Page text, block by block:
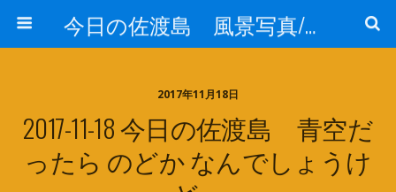
今日の佐渡島 風景写真/天気/お酒/お米/温泉
2017年11月18日
2017-11-18 今日の佐渡島 青空だ
ったら のどか なんでしょうけ